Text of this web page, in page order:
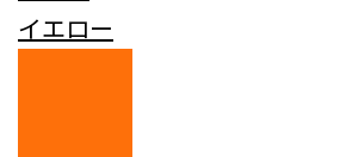
イエロー